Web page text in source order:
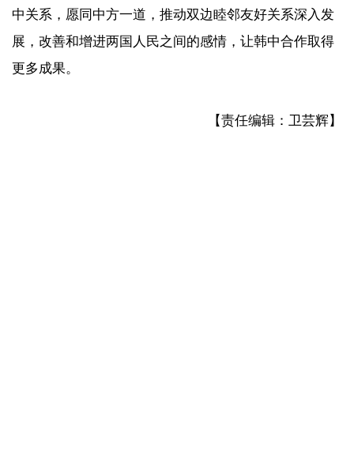
中关系，愿同中方一道，推动双边睦邻友好关系深入发
展，改善和增进两国人民之间的感情，让韩中合作取得
更多成果。
【责任编辑：卫芸辉】